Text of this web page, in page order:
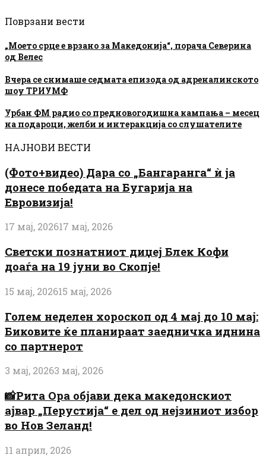
Поврзани вести
„Моето срце е врзано за Македонија“, порача Северина
од Велес
Вчера се снимаше седмата епизода од адреналинското
шоу ТРИУМФ
Урбан ФМ радио со предновогодишна кампања – месец
на подароци, желби и интеракција со слушателите
НАЈНОВИ ВЕСТИ
(Фото+видео) Дара со „Бангаранга“ ѝ ја
донесе победата на Бугарија на
Евровизија!
17 мај, 202617 мај, 2026
Светски познатниот диџеј Блек Кофи
доаѓа на 19 јуни во Скопје!
15 мај, 202615 мај, 2026
Голем неделен хороскоп од 4 мај до 10 мај:
Биковите ќе планираат заедничка иднина
со партнерот
3 мај, 20263 мај, 2026
📸Рита Ора објави дека македонскиот
ајвар „Перустија“ е дел од нејзиниот избор
во Нов Зеланд!
11 април, 2026